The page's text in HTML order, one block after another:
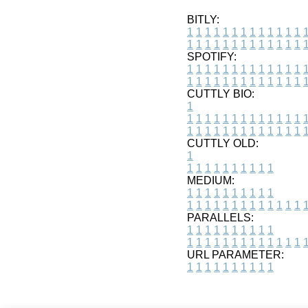
BITLY:
1 1 1 1 1 1 1 1 1 1 1 1 1 1
1 1 1 1 1 1 1 1 1 1 1 1 1 1
SPOTIFY:
1 1 1 1 1 1 1 1 1 1 1 1 1 1
1 1 1 1 1 1 1 1 1 1 1 1 1 1
CUTTLY BIO:
1
1 1 1 1 1 1 1 1 1 1 1 1 1 1
1 1 1 1 1 1 1 1 1 1 1 1 1 1
CUTTLY OLD:
1
1 1 1 1 1 1 1 1 1 1
MEDIUM:
1 1 1 1 1 1 1 1 1 1
1 1 1 1 1 1 1 1 1 1 1 1 1 1
PARALLELS:
1 1 1 1 1 1 1 1 1 1
1 1 1 1 1 1 1 1 1 1 1 1 1 1
URL PARAMETER:
1 1 1 1 1 1 1 1 1 1